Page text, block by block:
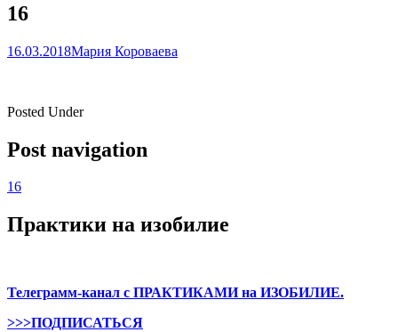
16
16.03.2018Мария Короваева
Posted Under
Post navigation
16
Практики на изобилие
Телеграмм-канал с ПРАКТИКАМИ на ИЗОБИЛИЕ.
>>>ПОДПИСАТЬСЯ